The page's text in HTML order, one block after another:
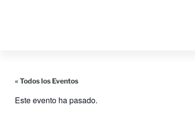
« Todos los Eventos
Este evento ha pasado.